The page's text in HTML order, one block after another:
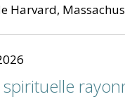
Harvard,